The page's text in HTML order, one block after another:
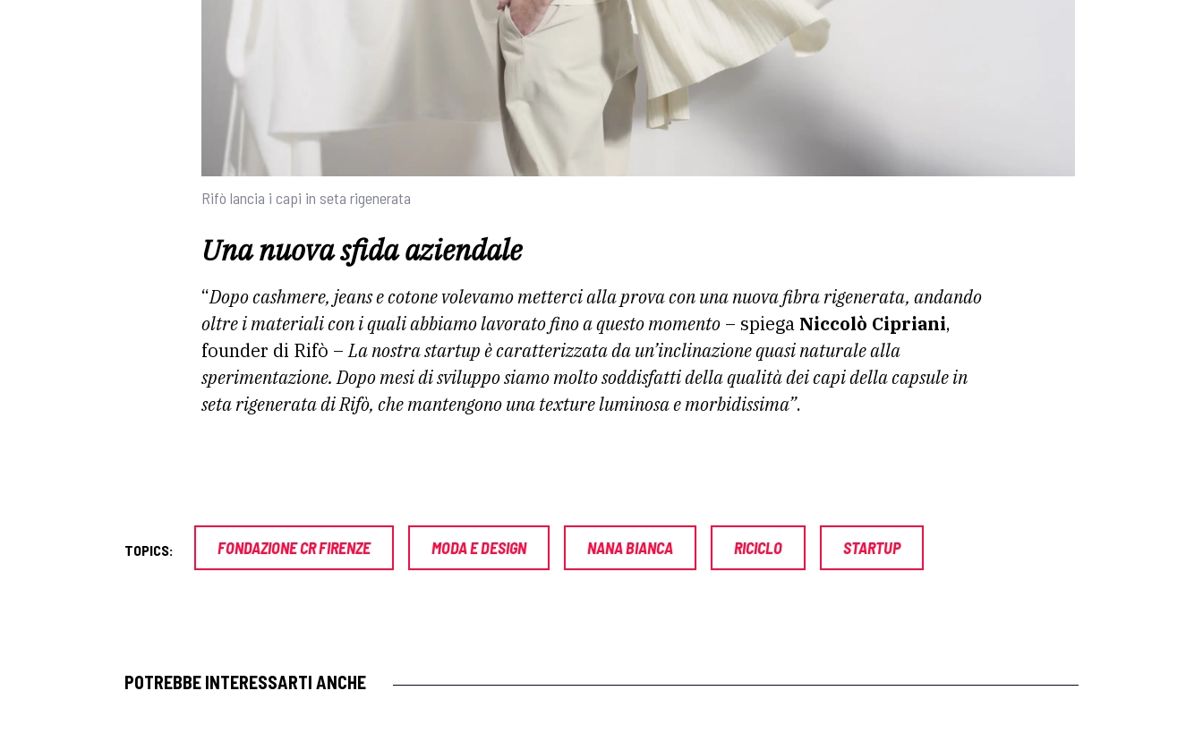
Rifò lancia i capi in seta rigenerata
Una nuova sfida aziendale
“Dopo cashmere, jeans e cotone volevamo metterci alla prova con una nuova fibra rigenerata, andando
oltre i materiali con i quali abbiamo lavorato fino a questo momento – spiega Niccolò Cipriani,
founder di Rifò –La nostra startup è caratterizzata da un’inclinazione quasi naturale alla
sperimentazione. Dopo mesi di sviluppo siamo molto soddisfatti della qualità dei capi della capsule in
seta rigenerata di Rifò, che mantengono una texture luminosa e morbidissima”.
TOPICS: FONDAZIONE CR FIRENZE MODA E DESIGN NANA BIANCA RICICLO STARTUP
POTREBBE INTERESSARTI ANCHE